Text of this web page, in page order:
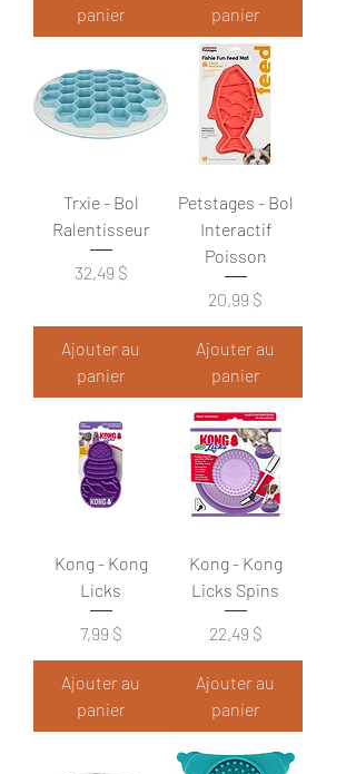
panier
panier
Trxie - Bol
Ralentisseur
Prix
32,49 $
Ajouter au
panier
Petstages - Bol
Interactif
Poisson
Prix
20,99 $
Ajouter au
panier
Kong - Kong
Licks
Prix
7,99 $
Ajouter au
panier
Kong - Kong
Licks Spins
Prix
22,49 $
Ajouter au
panier